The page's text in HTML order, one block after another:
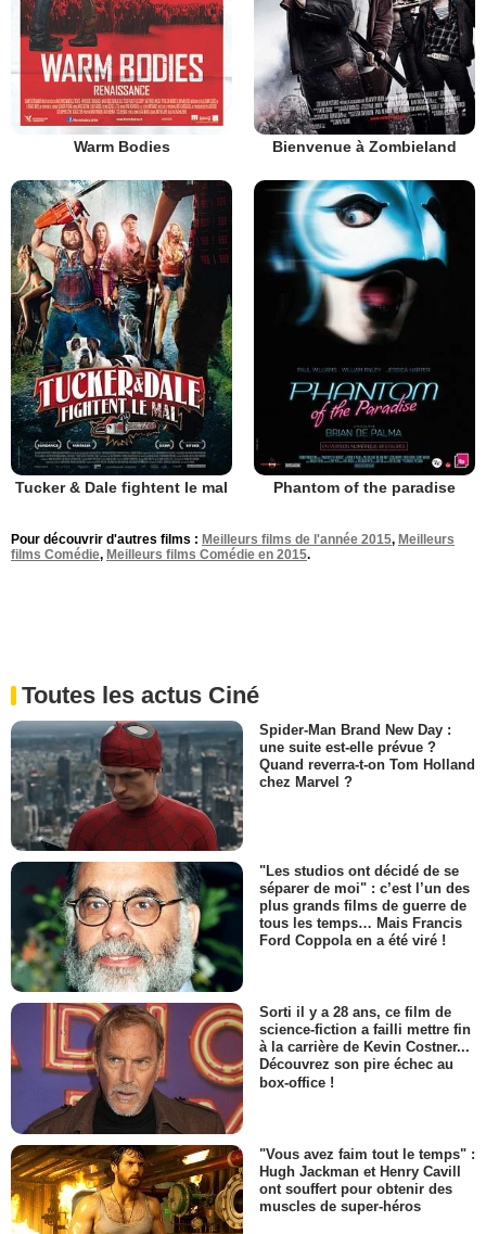
Warm Bodies Bienvenue à Zombieland
Tucker & Dale fightent le mal Phantom of the paradise
Pour découvrir d'autres films : Meilleurs films de l'année 2015, Meilleurs
films Comédie, Meilleurs films Comédie en 2015.
Toutes les actus Ciné
Spider-Man Brand New Day :
une suite est-elle prévue ?
Quand reverra-t-on Tom Holland
chez Marvel ?
"Les studios ont décidé de se
séparer de moi" : c’est l’un des
plus grands films de guerre de
tous les temps… Mais Francis
Ford Coppola en a été viré !
Sorti il y a 28 ans, ce film de
science-fiction a failli mettre fin
à la carrière de Kevin Costner...
Découvrez son pire échec au
box-office !
"Vous avez faim tout le temps" :
Hugh Jackman et Henry Cavill
ont souffert pour obtenir des
muscles de super-héros